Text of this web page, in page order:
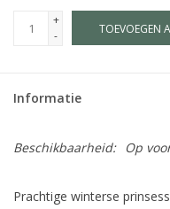
+
-
TOEVOEGEN
Informatie
Beschikbaarheid: Op
Prachtige winterse